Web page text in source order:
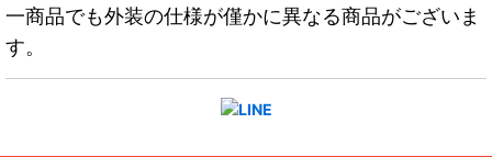
一商品でも外装の仕様が僅かに異なる商品がございま
す。